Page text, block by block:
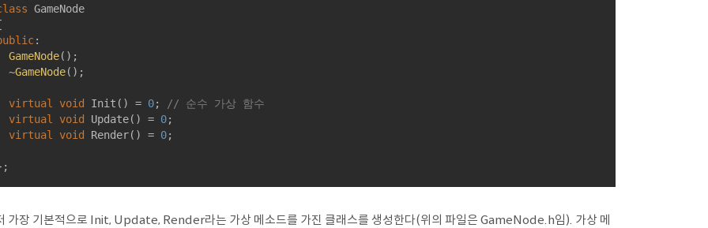
GameNode
:
GameNode();
	~
GameNode();
virtual void Init () = 0;
// 순수 가상 함수
virtual
void Update() = 0;
virtual
void Render() = 0;
가장 기본적으로 Init, Update, Render라는 가상 메소드를 가진 클래스를 생성한다(위의 파일은 GameNode.h임). 가상 메